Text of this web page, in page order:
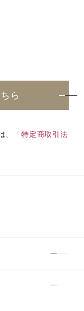
ら
、「特定商取引法